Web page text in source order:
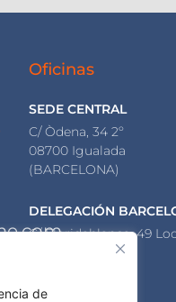
de
Oficinas
SEDE CENTRAL
C/ Òdena, 34 2º
08700 Igualada
(BARCELONA)
DELEGACIÓN
C/ Floridablanca, 49
08015 Barcelona